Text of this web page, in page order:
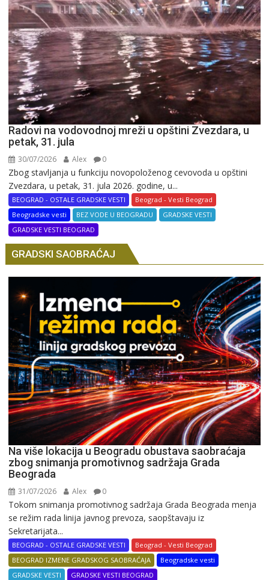
Radovi na vodovodnoj mreži u opštini Zvezdara, u
petak, 31. jula
30/07/2026 Alex 0
Zbog stavljanja u funkciju novopoloženog cevovoda u opštini
Zvezdara, u petak, 31. jula 2026. godine, u...
BEOGRAD - OSTALE GRADSKE VESTI
Beograd - Vesti Beograd
Beogradske vesti
BEZ VODE U BEOGRADU
GRADSKE VESTI
GRADSKE VESTI BEOGRAD
GRADSKI SAOBRAĆAJ
Na više lokacija u Beogradu obustava saobraćaja
zbog snimanja promotivnog sadržaja Grada
Beograda
31/07/2026 Alex 0
Tokom snimanja promotivnog sadržaja Grada Beograda menja
se režim rada linija javnog prevoza, saopštavaju iz
Sekretarijata...
BEOGRAD - OSTALE GRADSKE VESTI
Beograd - Vesti Beograd
BEOGRAD IZMENE GRADSKOG SAOBRAĆAJA
Beogradske vesti
GRADSKE VESTI
GRADSKE VESTI BEOGRAD